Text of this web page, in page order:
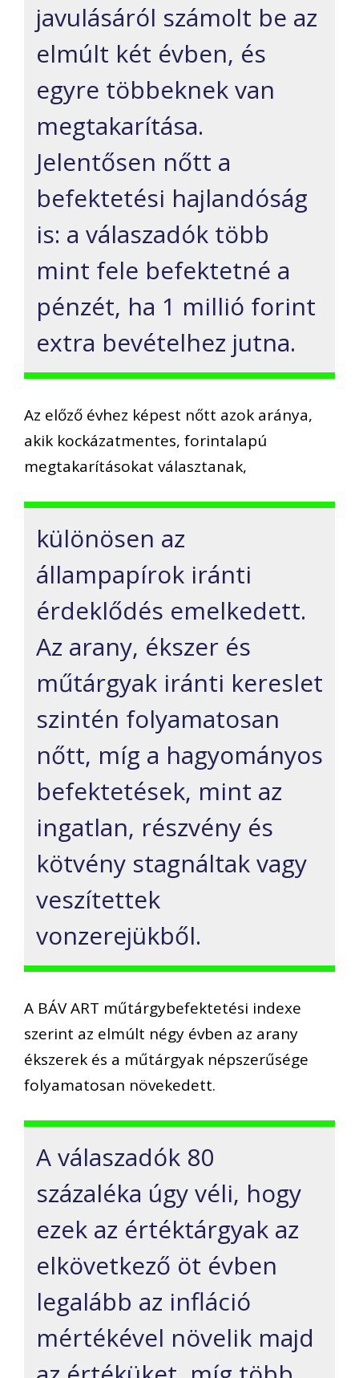
javulásáról számolt be az
elmúlt két évben, és
egyre többeknek van
megtakarítása.
Jelentősen nőtt a
befektetési hajlandóság
is: a válaszadók több
mint fele befektetné a
pénzét, ha 1 millió forint
extra bevételhez jutna.
Az előző évhez képest nőtt azok aránya,
akik kockázatmentes, forintalapú
megtakarításokat választanak,
különösen az
állampapírok iránti
érdeklődés emelkedett.
Az arany, ékszer és
műtárgyak iránti kereslet
szintén folyamatosan
nőtt, míg a hagyományos
befektetések, mint az
ingatlan, részvény és
kötvény stagnáltak vagy
veszítettek
vonzerejükből.
A BÁV ART műtárgybefektetési indexe
szerint az elmúlt négy évben az arany
ékszerek és a műtárgyak népszerűsége
folyamatosan növekedett.
A válaszadók 80
százaléka úgy véli, hogy
ezek az értéktárgyak az
elkövetkező öt évben
legalább az infláció
mértékével növelik majd